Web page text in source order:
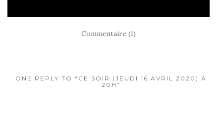
Commentaire (1)
ONE REPLY TO “CE SOIR (JEUDI 16 AVRIL 2020) À
20H”